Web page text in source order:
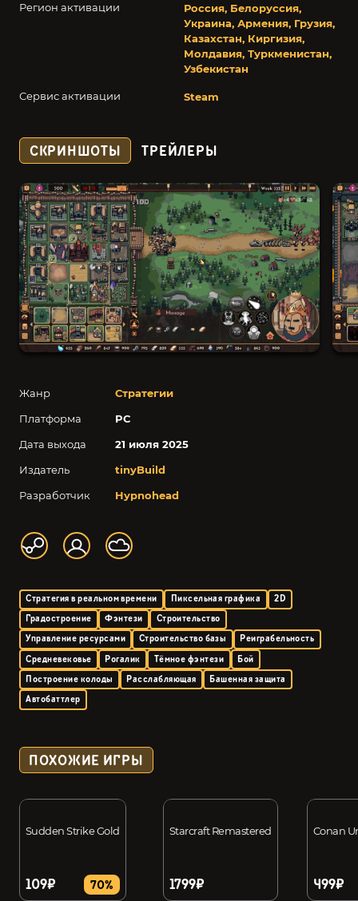
Регион активации
Россия, Белоруссия,
Украина, Армения, Грузия,
Казахстан, Киргизия,
Молдавия, Туркменистан,
Узбекистан
Сервис активации Steam
Жанр
Стратегии
Платформа
PC
Дата выхода
21 июля 2025
Издатель
tinyBuild
Разработчик
Hypnohead
Стратегия в реальном времени Пиксельная графика
2D
Градостроение
Фэнтези
Строительство
Управление ресурсами
Строительство базы
Реиграбельность
Средневековье
Рогалик Тёмное фэнтези
Бой
Построение колоды
Расслабляющая
Башенная защита
Автобаттлер
СКРИНШОТЫ ТРЕЙЛЕРЫ
ПОХОЖИЕ ИГРЫ
Sudden Strike Gold
109₽ 70%
Starcraft Remastered
1799₽
Conan
499₽